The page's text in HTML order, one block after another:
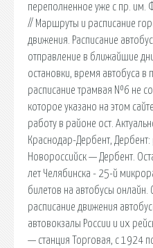
переполненное уже с пр.
// Маршруты и расписание
движения. Расписание
отправление в ближайшие
остановки, время автобуса в
расписание трамвая №6 не
которое указано на этом
работу в районе ост.
Краснодар-Дербент,
Новороссийск — Дербент.
лет Челябинска - 25-й
билетов на автобусы онлайн.
расписание движения
автовокзалы России и их
— станция Торговая, с 1924